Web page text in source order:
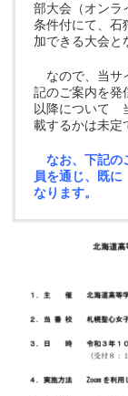
部大会（オンラ
条件付にて、石
加できる大会と
なので、当サ
記のご案内を発
以降について
載するかは未定
なお、下記の
員を通じ、既
なります。